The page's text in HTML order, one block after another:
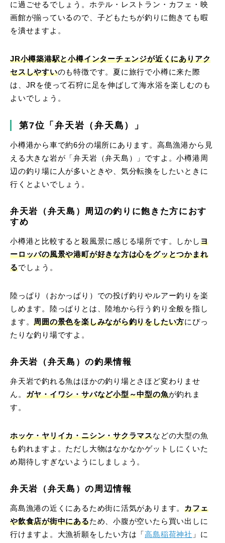
に過ごせるでしょう。ホテル・レストラン・カフェ・映
画館が揃っているので、子どもたちが釣りに飽きても暇
を潰せますよ。
JR小樽築港駅と小樽インターチェンジが近くにありアク
セスしやすいのも特徴です。夏に旅行で小樽に来た際
は、JRを使って石狩に足を伸ばして海水浴を楽しむのも
よいでしょう。
第7位「弁天岩（弁天島）」
小樽港から車で約6分の場所にあります。高島漁港から見
える大きな岩が「弁天岩（弁天島）」ですよ。小樽港周
辺の釣り場に人が多いときや、気分転換をしたいときに
行くとよいでしょう。
弁天岩（弁天島）周辺の釣りに飽きた方におす
すめ
小樽港と比較すると殺風景に感じる場所です。しかしヨ
ーロッパの風景や港町が好きな方は心をグッとつかまれ
るでしょう。
陸っぱり（おかっぱり）での投げ釣りやルアー釣りを楽
しめます。陸っぱりとは、陸地から行う釣り全般を指し
ます。周囲の景色を楽しみながら釣りをしたい方にぴっ
たりな釣り場ですよ。
弁天岩（弁天島）の釣果情報
弁天岩で釣れる魚はほかの釣り場とさほど変わりませ
ん。 ガヤ・イワシ・サバなど小型～中型の魚が釣れま
す。
ホッケ・ヤリイカ・ニシン・サクラマスなどの大型の魚
も釣れますよ。ただし大物はなかなかゲットしにくいた
め期待しすぎないようにしましょう。
弁天岩（弁天島）の周辺情報
高島漁港の近くにあるため街に活気があります。カフェ
や飲食店が街中にあるため、小腹が空いたら買い出しに
行けますよ。大漁祈願をしたい方は「高島稲荷神社 」に